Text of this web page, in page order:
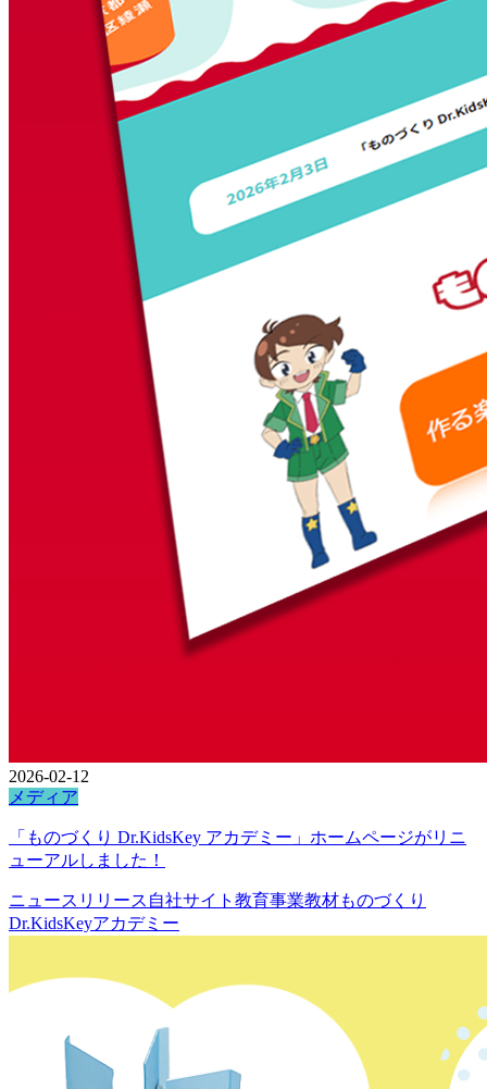
2026-02-12
メディア
「ものづくり Dr.KidsKey アカデミー」ホームページがリニ
ューアルしました！
ニュースリリース 自社サイト 教育事業教材ものづくり
Dr.KidsKeyアカデミー